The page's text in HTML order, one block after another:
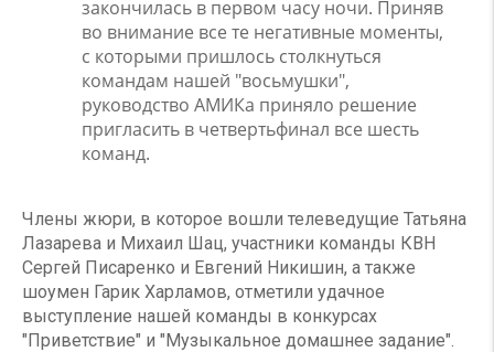
закончилась в первом часу ночи. Приняв
во внимание все те негативные моменты,
с которыми пришлось столкнуться
командам нашей "восьмушки",
руководство АМИКа приняло решение
пригласить в четвертьфинал все шесть
команд.
Члены жюри, в которое вошли телеведущие Татьяна
Лазарева и Михаил Шац, участники команды КВН
Сергей Писаренко и Евгений Никишин, а также
шоумен Гарик Харламов, отметили удачное
выступление нашей команды в конкурсах
"Приветствие" и "Музыкальное домашнее задание".